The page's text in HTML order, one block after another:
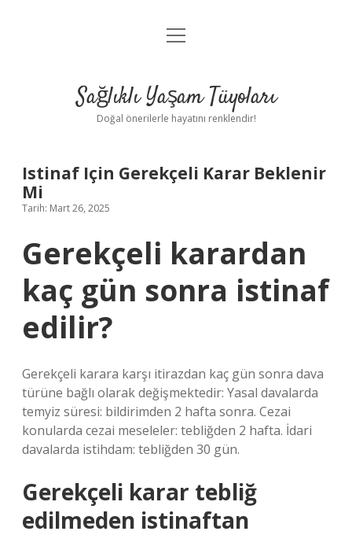
Anasayfa
Yasal Uyarı
menüyü
Sağlıklı Yaşam Tüyoları
Doğal önerilerle hayatını renklendir!
Istinaf Için Gerekçeli Karar Beklenir
Mi
Tarih: Mart 26, 2025
Gerekçeli karardan
kaç gün sonra istinaf
edilir?
Gerekçeli karara karşı itirazdan kaç gün sonra dava
türüne bağlı olarak değişmektedir: Yasal davalarda
temyiz süresi: bildirimden 2 hafta sonra. Cezai
konularda cezai meseleler: tebliğden 2 hafta. İdari
davalarda istihdam: tebliğden 30 gün.
Gerekçeli karar tebliğ
edilmeden istinaftan